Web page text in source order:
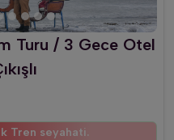
Turu / 3 Gece Otel
Tren seyahati.